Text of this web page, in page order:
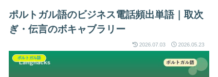
ポルトガル語のビジネス電話頻出単語｜取次
ぎ・伝言のボキャブラリー
2026.07.03 2026.05.23
ポルトガル語